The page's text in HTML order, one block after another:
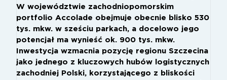
W województwie zachodniopomorskim
portfolio Accolade obejmuje obecnie blisko 530
tys. mkw. w sześciu parkach, a docelowo jego
potencjał ma wynieść ok. 900 tys. mkw.
Inwestycja wzmacnia pozycję regionu Szczecina
jako jednego z kluczowych hubów logistycznych
zachodniej Polski, korzystającego z bliskości